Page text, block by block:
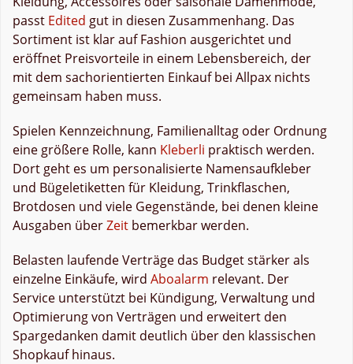
passt Edited gut in diesen Zusammenhang. Das
Sortiment ist klar auf Fashion ausgerichtet und
eröffnet Preisvorteile in einem Lebensbereich, der
mit dem sachorientierten Einkauf bei Allpax nichts
gemeinsam haben muss.
Spielen Kennzeichnung, Familienalltag oder Ordnung
eine größere Rolle, kann Kleberli praktisch werden.
Dort geht es um personalisierte Namensaufkleber
und Bügeletiketten für Kleidung, Trinkflaschen,
Brotdosen und viele Gegenstände, bei denen kleine
Ausgaben überZeit bemerkbar werden.
Belasten laufende Verträge das Budget stärker als
einzelne Einkäufe, wird Aboalarm relevant. Der
Service unterstützt bei Kündigung, Verwaltung und
Optimierung von Verträgen und erweitert den
Spargedanken damit deutlich über den klassischen
Shopkauf hinaus.